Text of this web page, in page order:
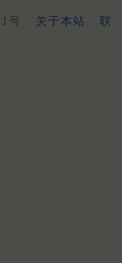
号 关于本站
联